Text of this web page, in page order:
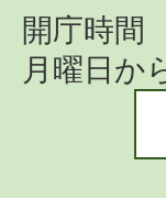
開庁時間
月曜日か